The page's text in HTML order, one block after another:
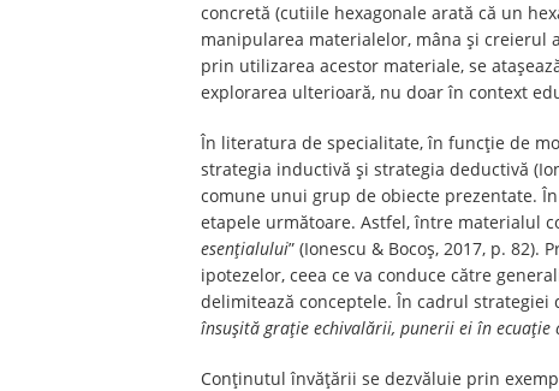
concretă (cutiile hexagonale arată că un
manipularea materialelor, mâna și creierul
prin utilizarea acestor materiale, se
explorarea ulterioară, nu doar în context
În literatura de specialitate, în funcție de
strategia inductivă și strategia deductivă
comune unui grup de obiecte prezentate.
etapele următoare. Astfel, între materialul
esențialului” (Ionescu & Bocoș, 2017, p.
ipotezelor, ceea ce va conduce către
delimitează conceptele. În cadrul strategiei
însușită grație echivalării, punerii ei în
Conținutul învățării se dezvăluie prin